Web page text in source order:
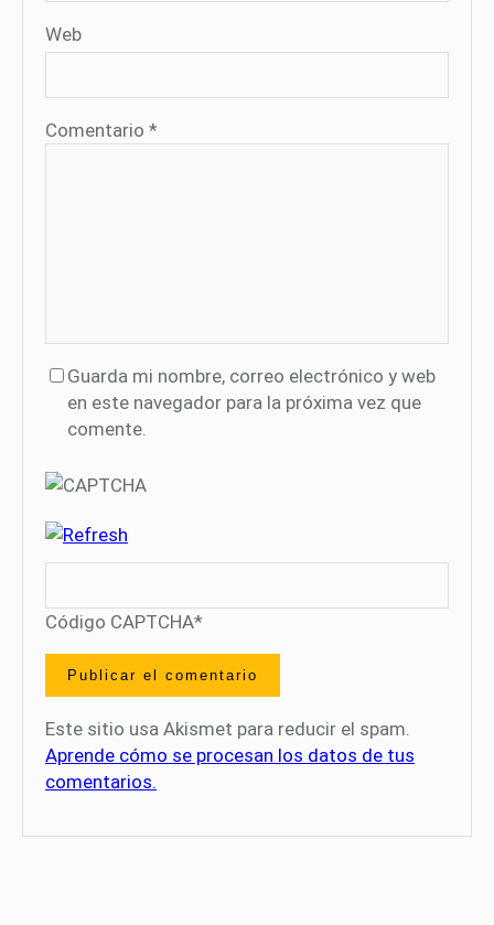
Web
Comentario *
Guarda mi nombre, correo electrónico y web
en este navegador para la próxima vez que
comente.
Código CAPTCHA*
Este sitio usa Akismet para reducir el spam.
Aprende cómo se procesan los datos de tus
comentarios.